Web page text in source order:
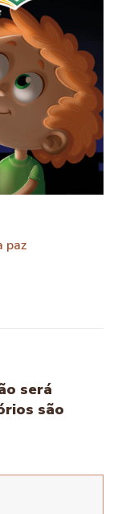
paz
será
são